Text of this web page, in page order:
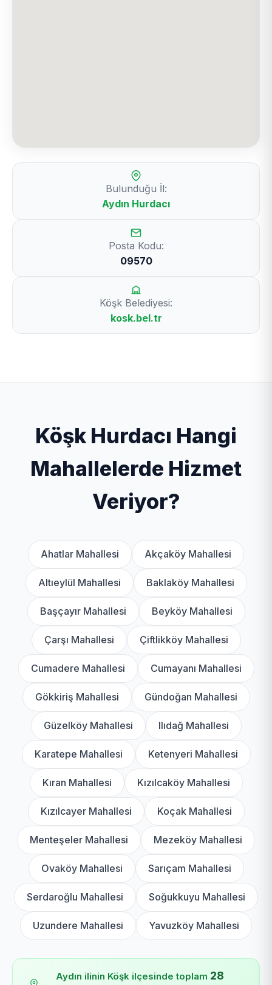
Bulunduğu İl:
Aydın Hurdacı
Posta Kodu:
09570
Köşk Belediyesi:
kosk.bel.tr
Köşk Hurdacı Hangi
Mahallelerde Hizmet
Veriyor?
Ahatlar Mahallesi Akçaköy Mahallesi
Altıeylül Mahallesi Baklaköy Mahallesi
Başçayır Mahallesi Beyköy Mahallesi
Çarşı Mahallesi Çiftlikköy Mahallesi
Cumadere Mahallesi Cumayanı Mahallesi
Gökkiriş Mahallesi Gündoğan Mahallesi
Güzelköy Mahallesi Ilıdağ Mahallesi
Karatepe Mahallesi Ketenyeri Mahallesi
Kıran Mahallesi Kızılcaköy Mahallesi
Kızılcayer Mahallesi Koçak Mahallesi
Menteşeler Mahallesi Mezeköy Mahallesi
Ovaköy Mahallesi Sarıçam Mahallesi
Serdaroğlu Mahallesi Soğukkuyu Mahallesi
Uzundere Mahallesi Yavuzköy Mahallesi
Aydın ilinin Köşk ilçesinde toplam 28